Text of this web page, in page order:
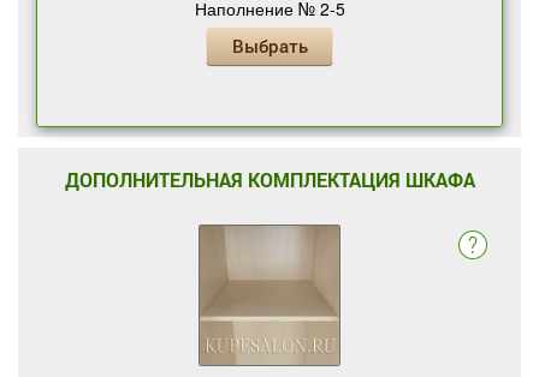
Наполнение № 2-5
Выбрать
ДОПОЛНИТЕЛЬНАЯ КОМПЛЕКТАЦИЯ ШКАФА